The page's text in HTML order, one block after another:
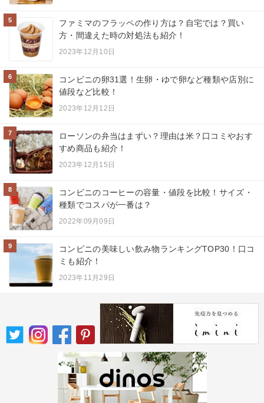
5
ファミマのフラッペの作り方は？自宅では？買い
方・間違えた時の対処法も紹介！
2023年12月10日
6
コンビニの卵31選！生卵・ゆで卵など種類や店別に
値段など比較！
2023年12月12日
7
ローソンの弁当はまずい？理由は米？口コミやおす
すめ商品も紹介！
2023年12月15日
8
コンビニのコーヒーの容量・値段を比較！サイズ・
種類でコスパが一番は？
2022年09月09日
9
コンビニの美味しい飲み物ランキングTOP30！口コ
ミも紹介！
2023年11月29日